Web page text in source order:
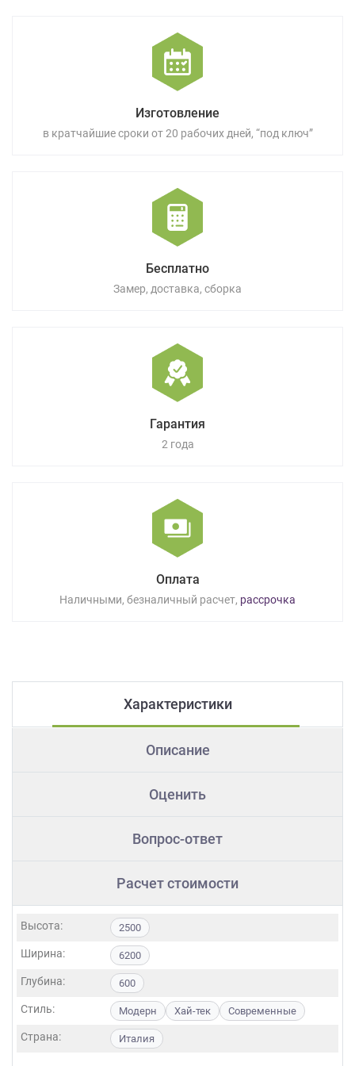
Изготовление
в кратчайшие сроки от 20 рабочих дней, “под ключ”
Бесплатно
Замер, доставка, сборка
Гарантия
2 года
Оплата
Наличными, безналичный расчет, рассрочка
Характеристики
Описание
Оценить
Вопрос-ответ
Расчет стоимости
Высота: 2500
Ширина: 6200
Глубина: 600
Стиль: Модерн Хай-тек Современные
Страна: Италия